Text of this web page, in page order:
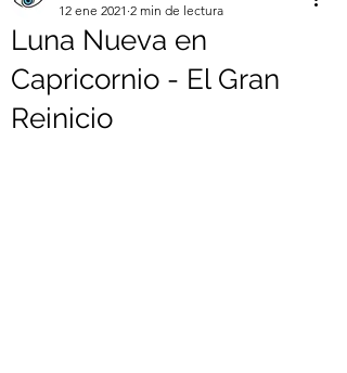
Luna Nueva en
Capricornio - El Gran
Reinicio
12 ene 2021 2 min de lectura